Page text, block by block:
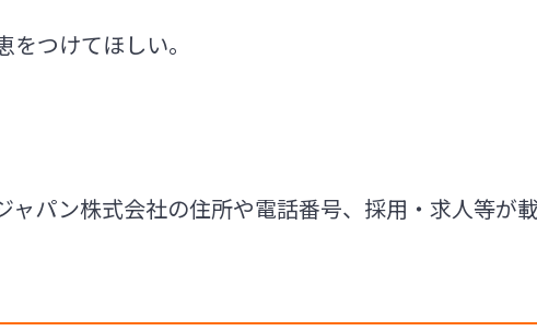
つけてほしい。
ャパン株式会社の住所や電話番号、採用・求人等が